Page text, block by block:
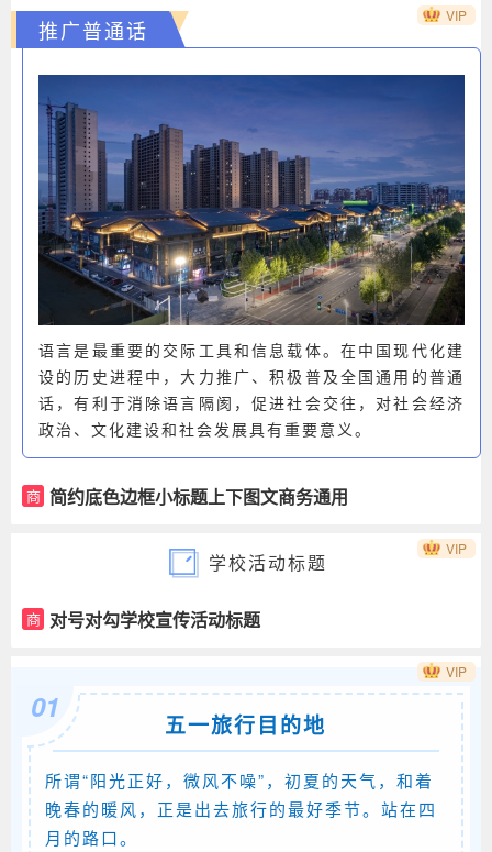
推广普通话
语言是最重要的交际工具和信息载体。在中国现代化建
设的历史进程中，大力推广、积极普及全国通用的普通
话，有利于消除语言隔阂，促进社会交往，对社会经济
政治、文化建设和社会发展具有重要意义。
商 简约底色边框小标题上下图文商务通用
VIP
学校活动标题
商 对号对勾学校宣传活动标题
VIP
01
五一旅行目的地
所谓“阳光正好，微风不噪”，初夏的天气，和着
晚春的暖风，正是出去旅行的最好季节。站在四
月的路口。
VIP